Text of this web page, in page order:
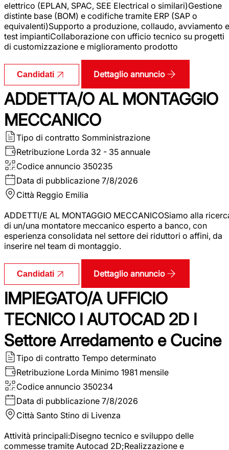
elettrico (EPLAN, SPAC, SEE Electrical o similari)Gestione
distinte base (BOM) e codifiche tramite ERP (SAP o
equivalenti)Supporto a produzione, collaudo, avviamento e
test impiantiCollaborazione con ufficio tecnico su progetti
di customizzazione e miglioramento prodotto
Candidati Dettaglio annuncio
ADDETTA/O AL MONTAGGIO
MECCANICO
Tipo di contratto Somministrazione
Retribuzione Lorda 32 - 35 annuale
Codice annuncio 350235
Data di pubblicazione 7/8/2026
Città Reggio Emilia
ADDETTI/E AL MONTAGGIO MECCANICOSiamo alla
di un/una montatore meccanico esperto a banco, con
esperienza consolidata nel settore dei riduttori o affini, da
inserire nel team di montaggio.
Candidati Dettaglio annuncio
IMPIEGATO/A UFFICIO
TECNICO I AUTOCAD 2D I
Settore Arredamento e Cucine
Tipo di contratto Tempo determinato
Retribuzione Lorda Minimo 1981 mensile
Codice annuncio 350234
Data di pubblicazione 7/8/2026
Città Santo Stino di Livenza
Attività principali:Disegno tecnico e sviluppo delle
commesse tramite Autocad 2D;Realizzazione e